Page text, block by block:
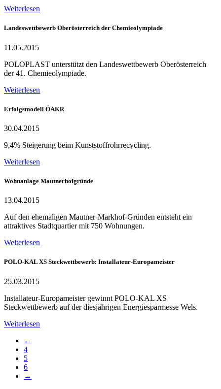
Weiterlesen
Landeswettbewerb Oberösterreich der Chemieolympiade
11.05.2015
POLOPLAST unterstützt den Landeswettbewerb Oberösterreich
der 41. Chemieolympiade.
Weiterlesen
Erfolgsmodell ÖAKR
30.04.2015
9,4% Steigerung beim Kunststoffrohrrecycling.
Weiterlesen
Wohnanlage Mautnerhofgründe
13.04.2015
Auf den ehemaligen Mautner-Markhof-Gründen entsteht ein
attraktives Stadtquartier mit 750 Wohnungen.
Weiterlesen
POLO-KAL XS Steckwettbewerb: Installateur-Europameister
25.03.2015
Installateur-Europameister gewinnt POLO-KAL XS
Steckwettbewerb auf der diesjährigen Energiesparmesse Wels.
Weiterlesen
←
4
5
6
→